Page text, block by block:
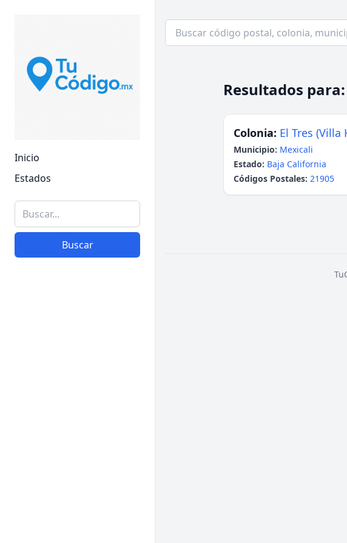
Inicio
Estados
Buscar
Resultados para:
Colonia: El Tres (Villa
Municipio: Mexicali
Estado: Baja California
Códigos Postales: 21905